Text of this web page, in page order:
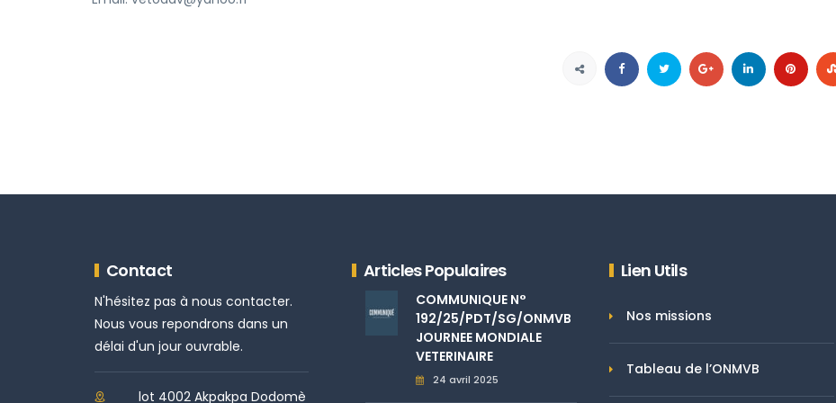
Contact
N'hésitez pas à nous contacter.
Nous vous repondrons dans un
délai d'un jour ouvrable.
lot 4002 Akpakpa Dodomè
Articles Populaires
COMMUNIQUE N°
192/25/PDT/SG/ONMVB
JOURNEE MONDIALE
VETERINAIRE
24 avril 2025
Lien Utils
Nos missions
Tableau de l’ONMVB